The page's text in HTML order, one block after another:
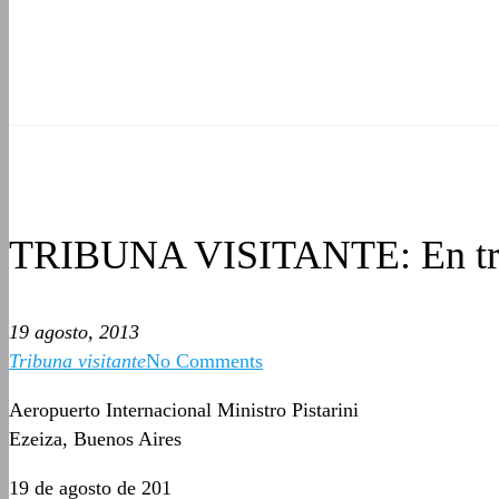
TRIBUNA VISITANTE: En
19 agosto, 2013
Tribuna visitanteNo Comments
Aeropuerto Internacional Ministro Pistarini
Ezeiza, Buenos Aires
19 de agosto de 201